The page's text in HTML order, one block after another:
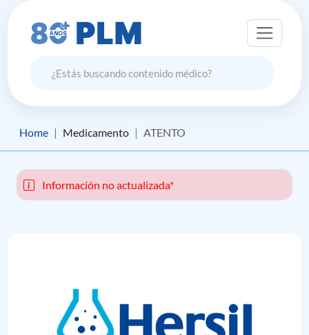
Home Medicamento ATENTO
Información no actualizada*